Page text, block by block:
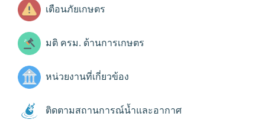
เตือนภัยเกษตร
มติ ครม. ด้านการเกษตร
หน่วยงานที่เกี่ยวข้อง
ติดตามสถานการณ์น้ำและอากาศ